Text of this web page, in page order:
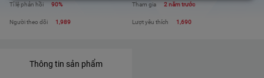
Tỉ lệ phản hồi 90% Tham gia 2 năm trước
Người theo dõi 1,989 Lượt yêu thích 1,690
Thông tin sản phẩm